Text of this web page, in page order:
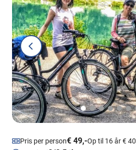
Pris per person€ 49,-Op til 16 år € 40